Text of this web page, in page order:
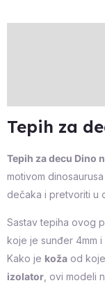
Tepih za
Tepih za decu Dino
motivom
dečaka i pretvoriti u
Sastav tepiha ovog
koje je sunđer 4mm
Kako je koža od
izolator , ovi modeli